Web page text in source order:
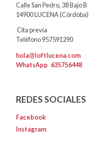
Calle San Pedro, 38 Bajo B
14900 LUCENA (Córdoba)
Cita previa
Teléfono 957591290
hola@loftlucena.com
WhatsApp 635756448
REDES SOCIALES
Facebook
Instagram